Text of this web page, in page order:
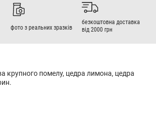
фото з реальних зразків
безкоштовна доставка
від 2000 грн
крупного помелу, цедра лимона, цедра